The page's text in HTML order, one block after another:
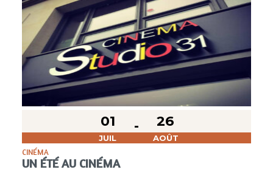
01
JUIL
26
AOÛT
CINÉMA
UN ÉTÉ AU CINÉMA